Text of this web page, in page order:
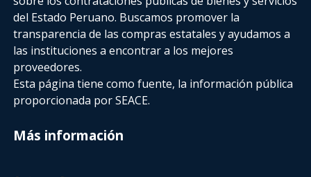
del Estado Peruano. Buscamos promover la
transparencia de las compras estatalesy ayudamos a
las instituciones a encontrar a los mejores
proveedores.
Esta página tiene como fuente, la información pública
proporcionada por SEACE.
Más información